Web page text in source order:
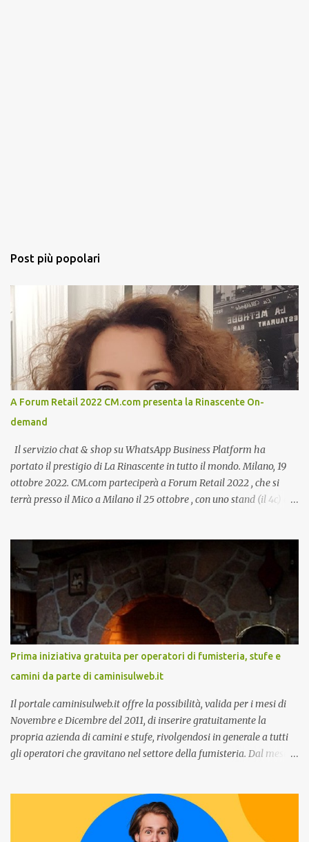
Post più popolari
A Forum Retail 2022 CM.com presenta la Rinascente On-
demand
Il servizio chat & shop su WhatsApp Business Platform ha
portato il prestigio di La Rinascente in tutto il mondo. Milano, 19
ottobre 2022. CM.com parteciperà a Forum Retail 2022 , che si
terrà presso il Mico a Milano il 25 ottobre , con uno stand (il 4c) e
tramite WhatsApp Business ”. Il primo appuntamento è per le ore
14:30 con Cristina Parigi, Country Manager di CM.com Italia, che
terrà una presentazione dal titolo:” Il presente e futuro del
Customer care omnicanale: come incontrare le aspettative dei
clienti ”. I punti che verranno affrontati sono il Customer care, lo
stato dell’arte e i punti di miglioramento, quali i molteplici canali di
comunicazione e quali utilizzare in ottica di miglioramento, le
previsioni da oggi al 2030 su come rispondere alle aspettative del
c...
Prima iniziativa gratuita per operatori di fumisteria, stufe e
camini da parte di caminisulweb.it
Il portale caminisulweb.it offre la possibilità, valida per i mesi di
Novembre e Dicembre del 2011, di inserire gratuitamente la
propria azienda di camini e stufe, rivolgendosi in generale a tutti
gli operatori che gravitano nel settore della fumisteria. Dal mese di
impianti di riscaldamento, stufe e camini, e fumisteria in generale
offre la registrazione gratuita a vantaggio di tutte le aziende
operanti nel settore. E’ possibile infatti all’interno del sito inserire